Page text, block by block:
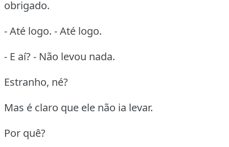
obrigado.
- Até logo. - Até logo.
- E aí? - Não levou nada.
Estranho, né?
Mas é claro que ele não ia levar.
Por quê?